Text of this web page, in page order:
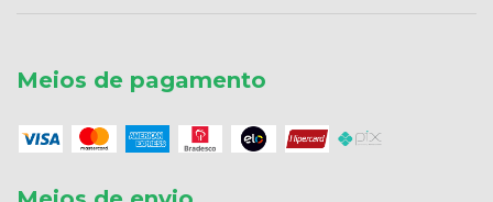
Meios de pagamento